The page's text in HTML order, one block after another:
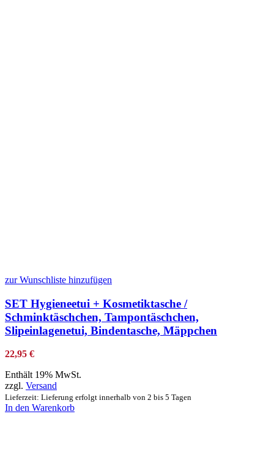
zur Wunschliste hinzufügen
SET Hygieneetui + Kosmetiktasche /
Schminktäschchen, Tampontäschchen,
Slipeinlagenetui, Bindentasche, Mäppchen
22,95 €
Enthält 19% MwSt.
zzgl. Versand
Lieferzeit: Lieferung erfolgt innerhalb von 2 bis 5 Tagen
In den Warenkorb